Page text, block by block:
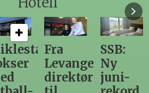
SSB:
Ny
juni-
Elendig